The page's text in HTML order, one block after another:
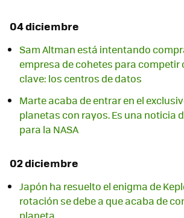
04 diciembre
Sam Altman está intentando
empresa de cohetes para competir
clave: los centros de datos
Marte acaba de entrar en el
planetas con rayos. Es una noticia
para la NASA
02 diciembre
Japón ha resuelto el enigma de
rotación se debe a que acaba de